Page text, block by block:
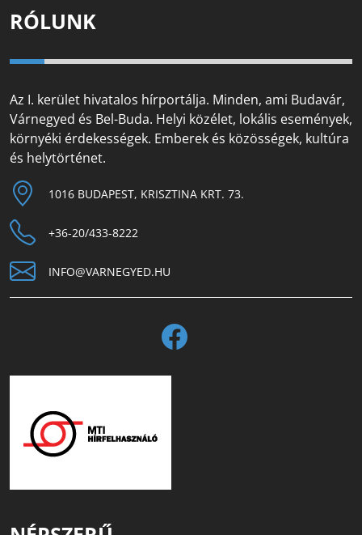
RÓLUNK
Az I. kerület hivatalos hírportálja. Minden, ami Budavár,
Várnegyed és Bel-Buda. Helyi közélet, lokális események,
környéki érdekességek. Emberek és közösségek, kultúra
és helytörténet.
1016 BUDAPEST, KRISZTINA KRT. 73.
+36-20/433-8222
INFO@VARNEGYED.HU